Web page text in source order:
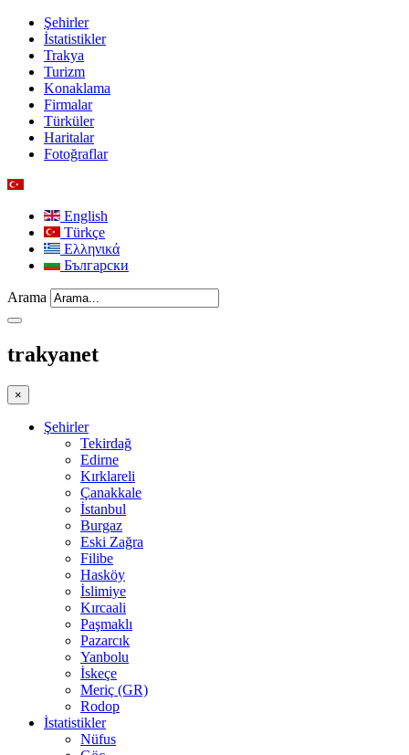
Şehirler
İstatistikler
Trakya
Turizm
Konaklama
Firmalar
Türküler
Haritalar
Fotoğraflar
English
Türkçe
Ελληνικά
Български
Arama
trakyanet
×
Şehirler
Tekirdağ
Edirne
Kırklareli
Çanakkale
İstanbul
Burgaz
Eski Zağra
Filibe
Hasköy
İslimiye
Kırcaali
Paşmaklı
Pazarcık
Yanbolu
İskeçe
Meriç (GR)
Rodop
İstatistikler
Nüfus